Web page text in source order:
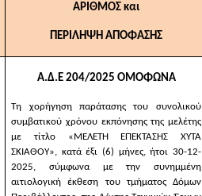
ΑΡΙΘΜΟΣ και
ΠΕΡΙΛΗΨΗ ΑΠΟΦΑΣΗΣ
Α.Δ.Ε 204/2025 ΟΜΟΦΩΝΑ
Τη χορήγηση παράτασης του συνολικού
συμβατικού χρόνου εκπόνησης της μελέτης
με τίτλο «ΜΕΛΕΤΗ ΕΠΕΚΤΑΣΗΣ ΧΥΤΑ
ΣΚΙΑΘΟΥ», κατά έξι (6) μήνες, ήτοι 30-12-
2025, σύμφωνα με την συνημμένη
αιτιολογική έκθεση του τμήματος Δόμων